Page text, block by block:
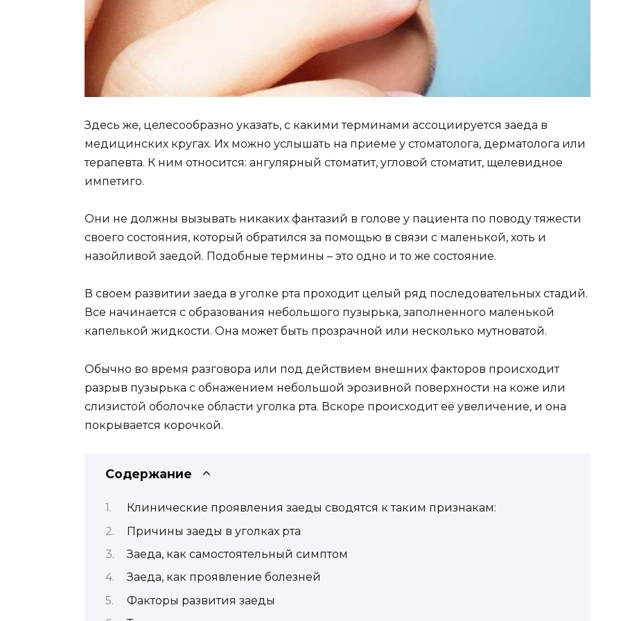
Здесь же, целесообразно указать, с какими терминами ассоциируется заеда в
медицинских кругах. Их можно услышать на приеме у стоматолога, дерматолога или
терапевта. К ним относится: ангулярный стоматит, угловой стоматит, щелевидное
импетиго.
Они не должны вызывать никаких фантазий в голове у пациента по поводу тяжести
своего состояния, который обратился за помощью в связи с маленькой, хоть и
назойливой заедой. Подобные термины – это одно и то же состояние.
В своем развитии заеда в уголке рта проходит целый ряд последовательных стадий.
Все начинается с образования небольшого пузырька, заполненного маленькой
капелькой жидкости. Она может быть прозрачной или несколько мутноватой.
Обычно во время разговора или под действием внешних факторов происходит
разрыв пузырька с обнажением небольшой эрозивной поверхности на коже или
слизистой оболочке области уголка рта. Вскоре происходит её увеличение, и она
покрывается корочкой.
Содержание
Клинические проявления заеды сводятся к таким признакам:
Причины заеды в уголках рта
Заеда, как самостоятельный симптом
Заеда, как проявление болезней
Факторы развития заеды